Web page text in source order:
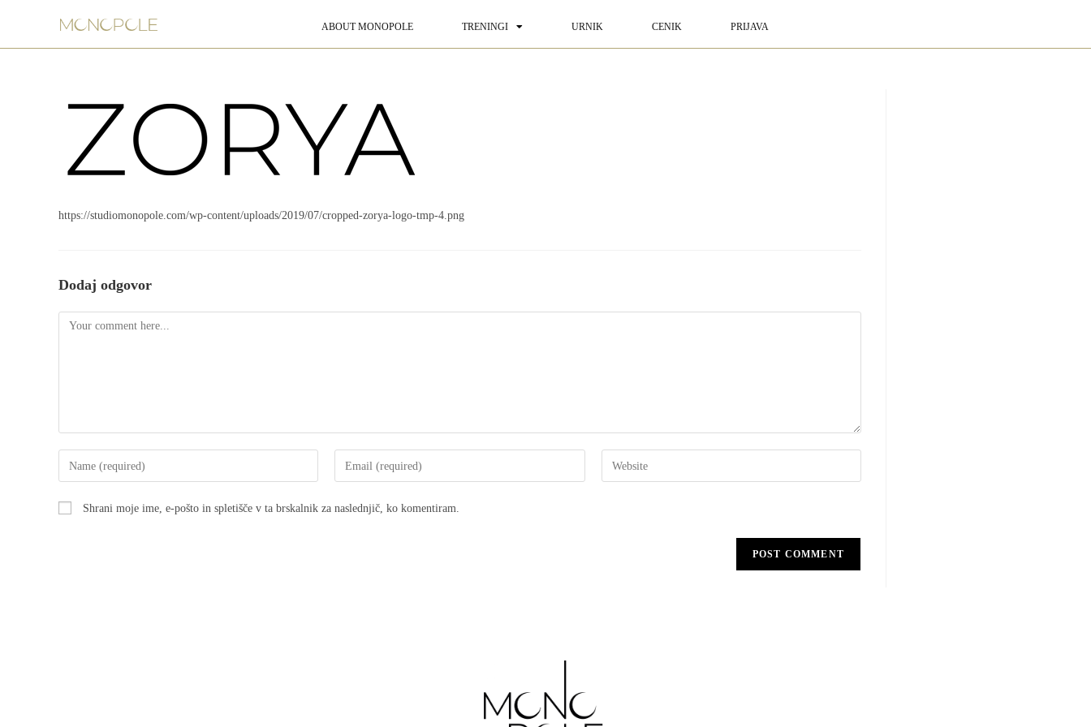
ABOUT MONOPOLE TRENINGI URNIK CENIK PRIJAVA
https://studiomonopole.com/wp-content/uploads/2019/07/cropped-zorya-logo-tmp-4.png
Dodaj odgovor
Shrani moje ime, e-pošto in spletišče v ta brskalnik za naslednjič, ko komentiram.